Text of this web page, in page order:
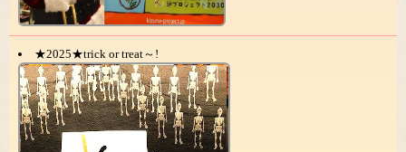
★2025★trick or treat～!